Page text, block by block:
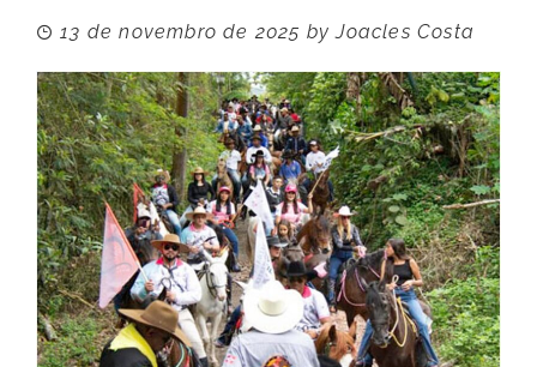
13 de novembro de 2025 byJoacles Costa